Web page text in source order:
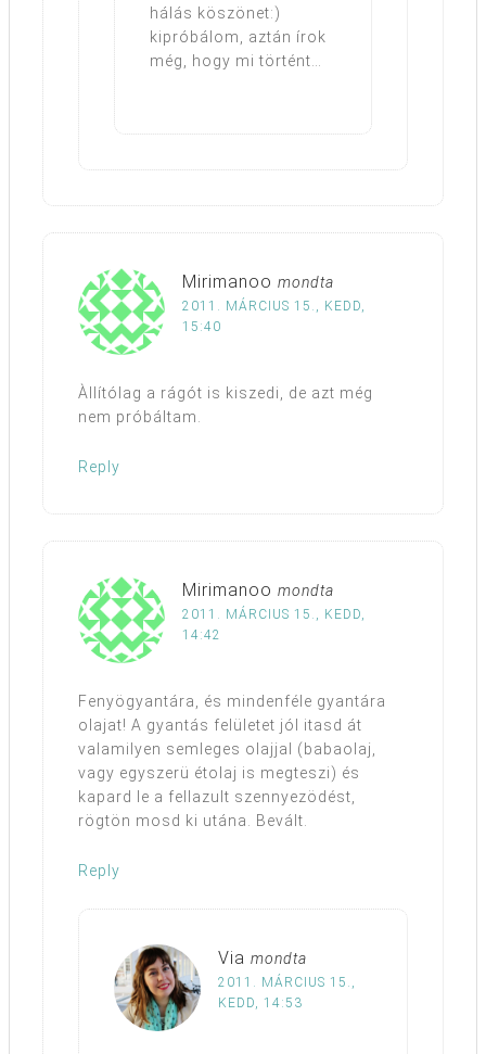
hálás köszönet:)
kipróbálom, aztán írok
még, hogy mi történt…
Mirimanoo mondta
2011. MÁRCIUS 15., KEDD,
15:40
Àllítólag a rágót is kiszedi, de azt még
nem próbáltam.
Reply
Mirimanoo mondta
2011. MÁRCIUS 15., KEDD,
14:42
Fenyögyantára, és mindenféle gyantára
olajat! A gyantás felületet jól itasd át
valamilyen semleges olajjal (babaolaj,
vagy egyszerü étolaj is megteszi) és
kapard le a fellazult szennyezödést,
rögtön mosd ki utána. Bevált.
Reply
Via mondta
2011. MÁRCIUS 15.,
KEDD, 14:53